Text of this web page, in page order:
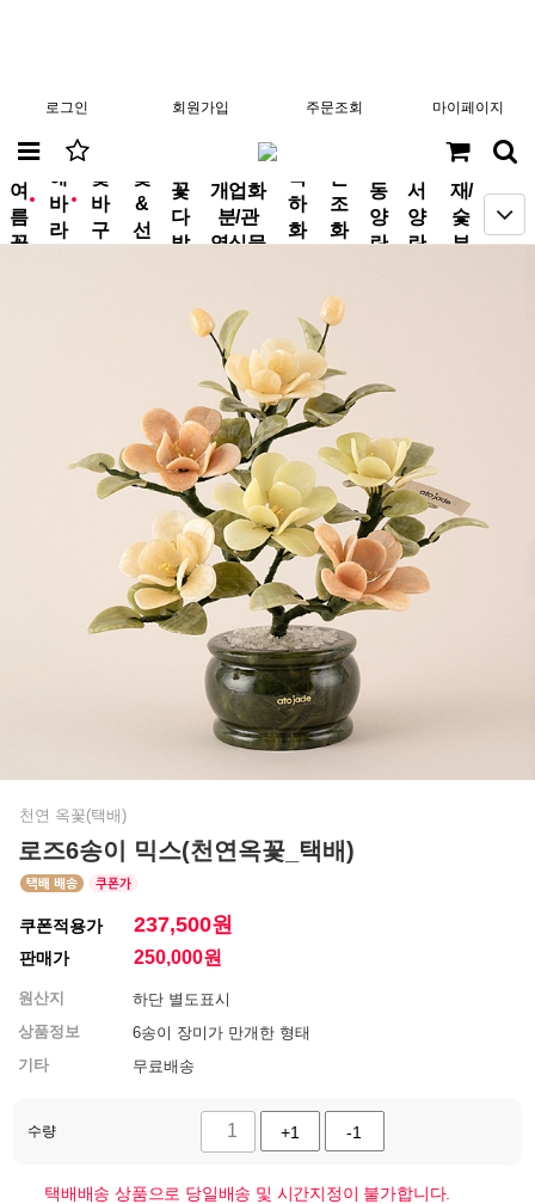
로그인 회원가입 주문조회 마이페이지
new
여
름
꽃
new
해
바
라
꽃
바
구
꽃
&
선
꽃
다
발
개업화
분/관
엽식물
축
하
화
근
조
화
동
양
란
서
양
란
분
재/
숯
부
천연 옥꽃(택배)
로즈6송이 믹스(천연옥꽃_택배)
쿠폰적용가 237,500원
판매가 250,000원
원산지
하단 별도표시
상품정보
6송이 장미가 만개한 형태
기타
무료배송
수량 +1 -1
택배배송 상품으로 당일배송 및 시간지정이 불가합니다.